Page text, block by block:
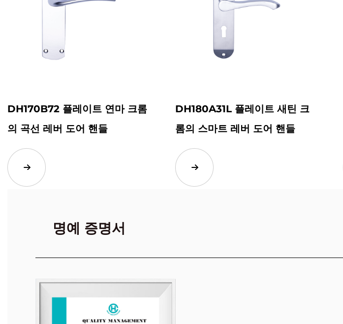
DH170B72 플레이트 연마 크롬
의 곡선 레버 도어 핸들
DH180A31L 플레이트 새틴 크
롬의 스마트 레버 도어 핸들
명예 증명서